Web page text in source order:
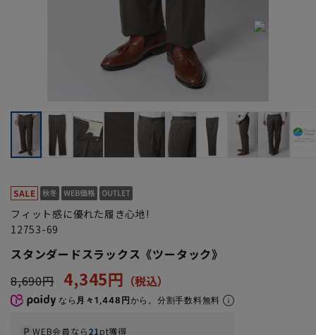
フィット感に優れた履き心地!
12753-69
スタンダードスラックス《ツータック》
8,690円 4,345円
なら 月々1,448円から。分割手数料無料
WEB会員なら21pt獲得